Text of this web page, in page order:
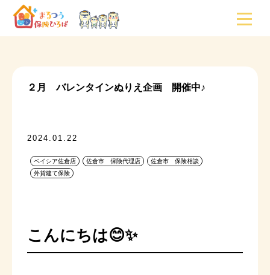
２月 バレンタインぬりえ企画 開催中♪
2024.01.22
ベイシア佐倉店 佐倉市 保険代理店
佐倉市 保険相談
外貨建て保険
こんにちは😊✨